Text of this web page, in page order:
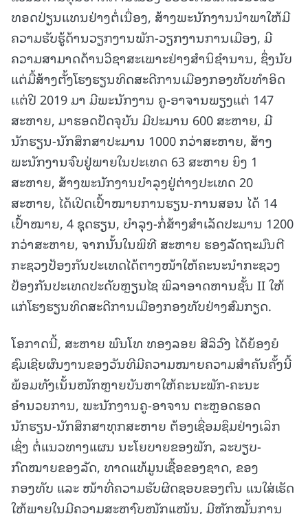
ທອດປ່ຽນແທນຢ່າງຕໍ່ເນື່ອງ, ສ້າງພະນັກງານນໍາພາໃຫ້ມີ
ຄວາມຮັບຮູ້ດ້ານວຽກງານພັກ-ວຽກງານການເມືອງ, ມີ
ຄວາມສາມາດດ້ານວິຊາສະເພາະຢ່າງສໍານິຊຳນານ, ຊຶ່ງນັບ
ແຕ່ມື້ສ້າງຕັ້ງໂຮງຮຽນທິດສະດີການເມືອງກອງທັບທໍາອິດ
ເເຕ່ປີ 2019 ມາ ມີພະນັກງານ ຄູ-ອາຈານພຽງແຕ່ 147
ສະຫາຍ, ມາຮອດປັດຈຸບັນ ມີປະມານ 600 ສະຫາຍ, ມີ
ນັກຮຽນ-ນັກສຶກສາປະມານ 1000 ກວ່າສະຫາຍ, ສ້າງ
ພະນັກງານຈົບຢູ່ພາຍໃນປະເທດ 63 ສະຫາຍ ຍິງ 1
ສະຫາຍ, ສ້າງພະນັກງານບຳລຸງຢູ່ຕ່າງປະເທດ 20
ສະຫາຍ, ໄດ້ເປີດເປົ້າໝາຍການຮຽນ-ການສອນ ໄດ້ 14
ເປົ້າໝາຍ, 4 ຊຸດຮຽນ, ບຳລຸງ-ກໍ່ສ້າງສຳເລັດປະມານ 1200
ກວ່າສະຫາຍ, ຈາກນັ້ນໃນພິທີ ສະຫາຍ ຮອງລັດຖະມົນຕີ
ກະຊວງປ້ອງກັນປະເທດໄດ້ຕາງໜ້າໃຫ້ຄະນະນໍາກະຊວງ
ປ້ອງກັນປະເທດປະດັບຫຼຽນໄຊ ພິລາອາດຫານຊັ້ນ II ໃຫ້
ແກ່ໂຮງຮຽນທິດສະດີການເມືອງກອງທັບຢ່າງສົມກຽດ.
ໂອກາດນີ້,​ ສະຫາຍ ພົນໂທ ທອງລອຍ ສີລິວົງ ໄດ້ຍ້ອງຍໍ
ຊົມເຊີຍຜົນງານຂອງວັນທີມີຄວາມໝາຍຄວາມສຳຄັນຄັ້ງນີ້
ພ້ອມທັງເນັ້ນໜັກຫຼາຍບັນຫາໃຫ້ຄະນະພັກ-ຄະນະ
ອຳນວຍການ, ພະນັກງານຄູ-ອາຈານ ຕະຫຼອດຮອດ
ນັກຮຽນ-ນັກສຶກສາທຸກສະຫາຍ ຕ້ອງເຊື່ອມຊຶມຢ່າງເລິກ
ເຊິ່ງ ຕໍ່ແນວທາງແຜນ ນະໂຍບາຍຂອງພັກ, ລະບຽບ-
ກົດໝາຍຂອງລັດ, ທາດແທ້ມູນເຊື້ອຂອງຊາດ, ຂອງ
ກອງທັບ ແລະ ໜ້າທີ່ຄວາມຮັບຜິດຊອບຂອງຕົນ ແນໃສ່ເຮັດ
ໃຫ້ພາຍໃນມີຄວາມສະຫງົບໜັກແໜ້ນ, ມີຫຼັກໝັ້ນການ